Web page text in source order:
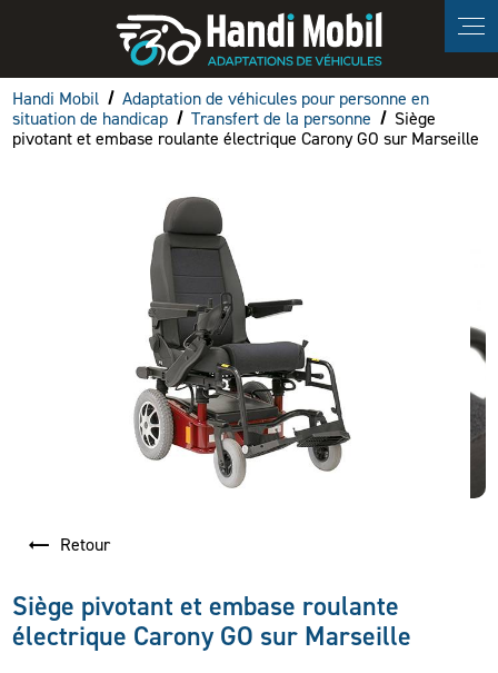
Handi Mobil
Adaptation de véhicules pour personne en
situation de handicap
Transfert de la personne
Siège
pivotant et embase roulante électrique Carony GO sur Marseille
Retour
Siège pivotant et embase roulante
électrique Carony GO sur Marseille
Panneau de gestion des cookies